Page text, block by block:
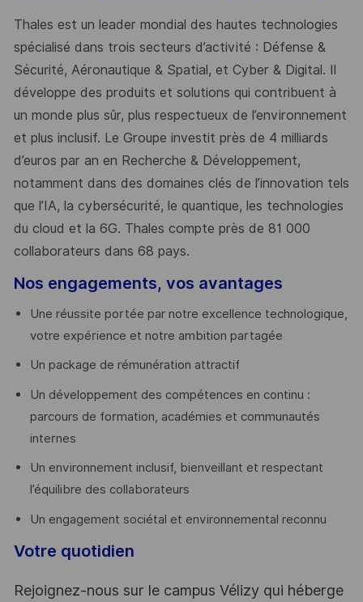
Thales est un leader mondial des hautes technologies
spécialisé dans trois secteurs d’activité : Défense &
Sécurité, Aéronautique & Spatial, et Cyber & Digital. Il
développe des produits et solutions qui contribuent à
un monde plus sûr, plus respectueux de l’environnement
et plus inclusif. Le Groupe investit près de 4 milliards
d’euros par an en Recherche & Développement,
notamment dans des domaines clés de l’innovation tels
que l’IA, la cybersécurité, le quantique, les technologies
du cloud et la 6G. Thales compte près de 81 000
collaborateurs dans 68 pays.
Nos engagements, vos avantages
Une réussite portée par notre excellence technologique,
votre expérience et notre ambition partagée
Un package de rémunération attractif
Un développement des compétences en continu :
parcours de formation, académies et communautés
internes
Un environnement inclusif, bienveillant et respectant
l’équilibre des collaborateurs
Un engagement sociétal et environnemental reconnu
Votre quotidien
Rejoignez-nous sur le campus Vélizy qui héberge